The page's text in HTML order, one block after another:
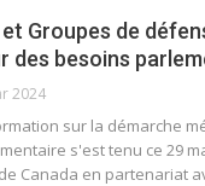
et Groupes de
des besoins
2024
sur la démarche
s'est tenu ce 29
Canada en partenariat